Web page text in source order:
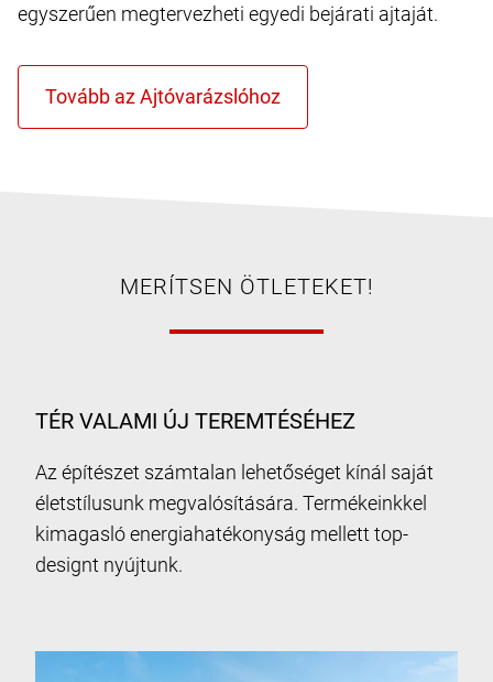
egyszerűen megtervezheti egyedi bejárati ajtaját.
MERÍTSEN ÖTLETEKET!
TÉR VALAMI ÚJ TEREMTÉSÉHEZ
Az építészet számtalan lehetőséget kínál saját
életstílusunk megvalósítására. Termékeinkkel
kimagasló energiahatékonyság mellett top-
designt nyújtunk.